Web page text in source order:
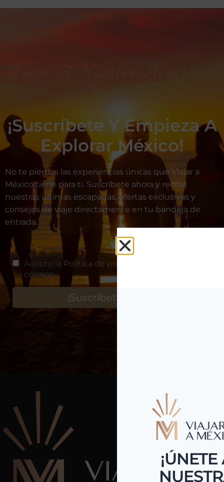
Viajera
¡Suscríbete Y Empieza A
Explorar México!
No te pierdas las experiencias únicas que Viajar a
México tiene para ti. Suscríbete ahora y recibe
nuestras últimas escapadas, ofertas exclusivas y
consejos de viaje directamente en tu bandeja de
entrada.